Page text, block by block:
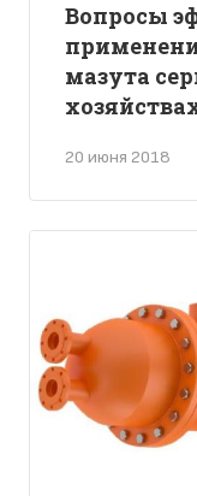
20 июня 2018
Вопросы
мазута